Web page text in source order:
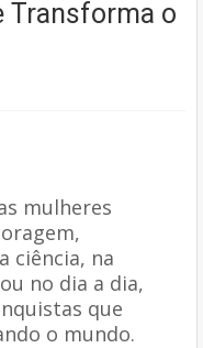
Transforma o
mulheres
ciência, na
no dia a dia,
que
o mundo.